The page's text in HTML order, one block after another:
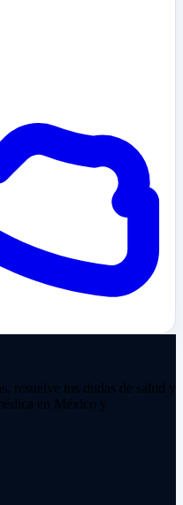
resuelve tus dudas de salud y
en México y